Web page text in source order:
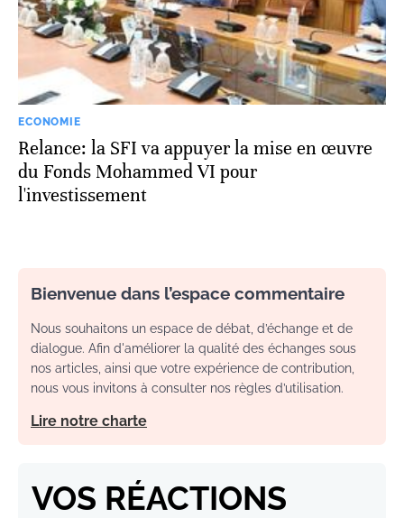
ECONOMIE
Relance: la SFI va appuyer la mise en œuvre
du Fonds Mohammed VI pour
l'investissement
Bienvenue dans l’espace commentaire
Nous souhaitons un espace de débat, d’échange et de
dialogue. Afin d'améliorer la qualité des échanges sous
nos articles, ainsi que votre expérience de contribution,
nous vous invitons à consulter nos règles d’utilisation.
Lire notre charte
VOS RÉACTIONS